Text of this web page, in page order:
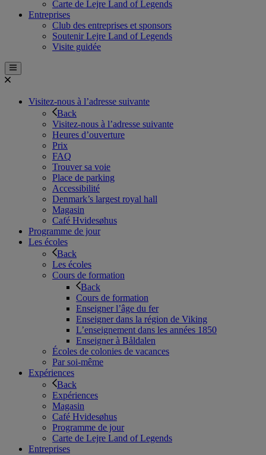
Carte de Lejre Land of Legends
Entreprises
Club des entreprises et sponsors
Soutenir Lejre Land of Legends
Visite guidée
Visitez-nous à l’adresse suivante
Back
Visitez-nous à l’adresse suivante
Heures d’ouverture
Prix
FAQ
Trouver sa voie
Place de parking
Accessibilité
Denmark’s largest royal hall
Magasin
Café Hvidesøhus
Programme de jour
Les écoles
Back
Les écoles
Cours de formation
Back
Cours de formation
Enseigner l’âge du fer
Enseigner dans la région de Viking
L’enseignement dans les années 1850
Enseigner à Båldalen
Écoles de colonies de vacances
Par soi-même
Expériences
Back
Expériences
Magasin
Café Hvidesøhus
Programme de jour
Carte de Lejre Land of Legends
Entreprises